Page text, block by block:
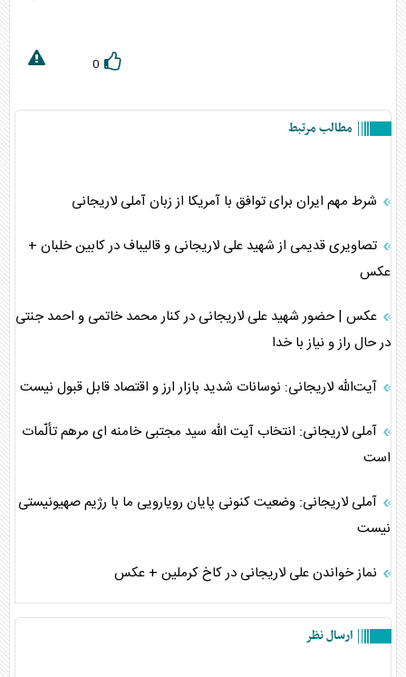
0
مطالب مرتبط
شرط مهم ایران برای توافق با آمریکا از زبان آملی لاریجانی
تصاویری قدیمی از شهید علی لاریجانی و قالیباف در کابین خلبان +
عکس
عکس | حضور شهید علی لاریجانی در کنار محمد خاتمی و احمد جنتی
در حال راز و نیاز با خدا
آیت‌الله ‌لاریجانی: ‌نوسانات شدید ‌بازار ارز و اقتصاد ‌قابل قبول نیست
آملی لاریجانی: انتخاب آیت الله سید مجتبی خامنه ای مرهم تألّمات
است
آملی لاریجانی: وضعیت کنونی پایان رویارویی ما با رژیم صهیونیستی
نیست
نماز خواندن علی لاریجانی در کاخ کرملین + عکس
ارسال نظر